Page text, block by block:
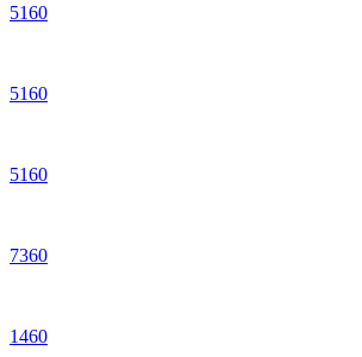
5160
5160
5160
7360
1460